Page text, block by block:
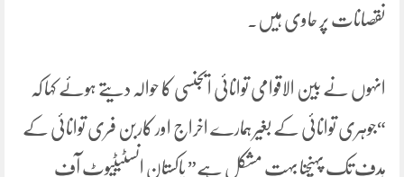
نقصانات پر حاوی ہیں۔
انہوں نے بین الاقوامی توانائی ایجنسی کا حوالہ دیتے ہوئے کہا کہ
“جوہری توانائی کے بغیر ہمارے اخراج اور کاربن فری توانائی کے
ہدف تک پہنچنا بہت مشکل ہے” پاکستان انسٹیٹیوٹ آف